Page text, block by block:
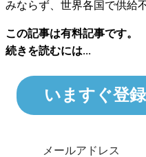
みならず、世界各国で供給
この記事は有料記事です。
続きを読むには...
いますぐ登
メールアドレス